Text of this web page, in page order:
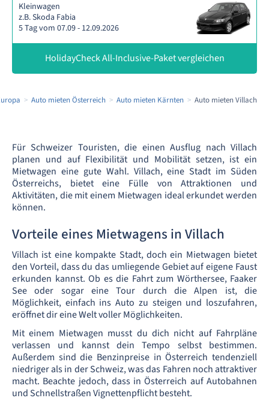
Kleinwagen
z.B. Skoda Fabia
5 Tag vom 07.09 - 12.09.2026
HolidayCheck All-Inclusive-Paket vergleichen
Auto mieten Österreich Auto mieten Kärnten Auto mieten Villach
Für Schweizer Touristen, die einen Ausflug nach Villach
planen und auf Flexibilität und Mobilität setzen, ist ein
Mietwagen eine gute Wahl. Villach, eine Stadt im Süden
Österreichs, bietet eine Fülle von Attraktionen und
Aktivitäten, die mit einem Mietwagen ideal erkundet werden
können.
Vorteile eines Mietwagens in Villach
Villach ist eine kompakte Stadt, doch ein Mietwagen bietet
den Vorteil, dass du das umliegende Gebiet auf eigene Faust
erkunden kannst. Ob es die Fahrt zum Wörthersee, Faaker
See oder sogar eine Tour durch die Alpen ist, die
Möglichkeit, einfach ins Auto zu steigen und loszufahren,
eröffnet dir eine Welt voller Möglichkeiten.
Mit einem Mietwagen musst du dich nicht auf Fahrpläne
verlassen und kannst dein Tempo selbst bestimmen.
Außerdem sind die Benzinpreise in Österreich tendenziell
niedriger als in der Schweiz, was das Fahren noch attraktiver
macht. Beachte jedoch, dass in Österreich auf Autobahnen
und Schnellstraßen Vignettenpflicht besteht.